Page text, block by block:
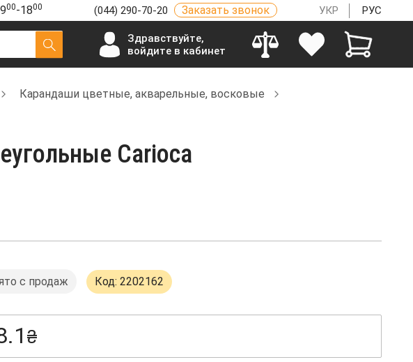
00-1800 (044) 290-70-20 Заказать звонок УКР РУС
Здравствуйте,
войдите в кабинет
Карандаши цветные, акварельные, восковые
Carioca
с продаж Код: 2202162
₴